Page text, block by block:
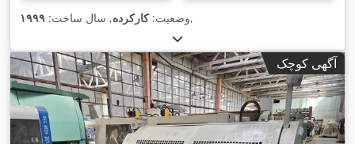
وضعیت:کارکرده, سال ساخت: ۱۹۹۹ ,
آگهی کوچک